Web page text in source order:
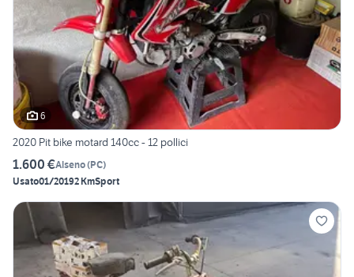
6
2020 Pit bike motard 140cc - 12 pollici
1.600 €Alseno(PC)
Usato01/20192 KmSport